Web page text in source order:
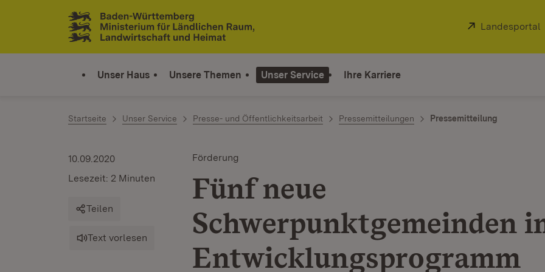
Zum Inhalt springen
Link zur Startseite
Extern:
Landesportal
Unser Haus Unsere Themen Unser Service Ihre Karriere
Startseite Unser Service Presse- und Öffentlichkeitsarbeit Pressemitteilungen Pressemitteilung
Förderung
Fünf neue
Schwerpunktgemeinden
Entwicklungsprogramm
10.09.2020
Lesezeit: 2 Minuten
Teilen
Text vorlesen